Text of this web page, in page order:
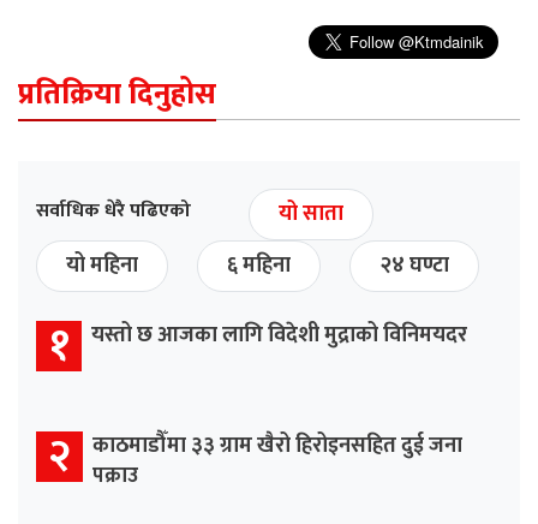
प्रतिक्रिया दिनुहोस
सर्वाधिक धेरै पढिएको
यो साता
यो महिना
६ महिना २४ घण्टा
१ यस्तो छ आजका लागि विदेशी मुद्राको विनिमयदर
२ काठमाडौँमा ३३ ग्राम खैरो हिरोइनसहित दुई जना
पक्राउ